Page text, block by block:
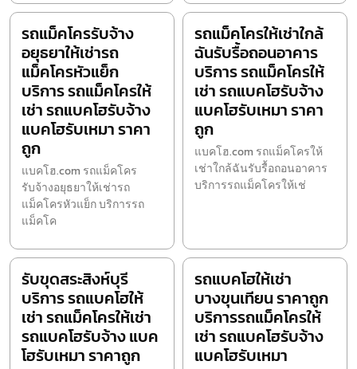
รถแม็คโครรับจ้าง
อยุธยาให้เช่ารถ
แม็คโครหัวแย็ก
บริการ รถแม็คโครให้
เช่า รถแบคโฮรับจ้าง
แบคโฮรับเหมา ราคา
ถูก
แบคโฮ.com รถแม็คโคร
รับจ้างอยุธยาให้เช่ารถ
แม็คโครหัวแย็ก บริการรถ
แม็คโค
รถแม็คโครให้เช่าใกล้
ฉันรับรื้อถอนอาคาร
บริการ รถแม็คโครให้
เช่า รถแบคโฮรับจ้าง
แบคโฮรับเหมา ราคา
ถูก
แบคโฮ.com รถแม็คโครให้
เช่าใกล้ฉันรับรื้อถอนอาคาร
บริการรถแม็คโครให้เช่
รับขุดสระสิงห์บุรี
บริการ รถแบคโฮให้
เช่า รถแม็คโครให้เช่า
รถแบคโฮรับจ้าง แบค
โฮรับเหมา ราคาถูก
รถแบคโฮให้เช่า
บางขุนเทียน ราคาถูก
บริการรถแม็คโครให้
เช่า รถแบคโฮรับจ้าง
แบคโฮรับเหมา